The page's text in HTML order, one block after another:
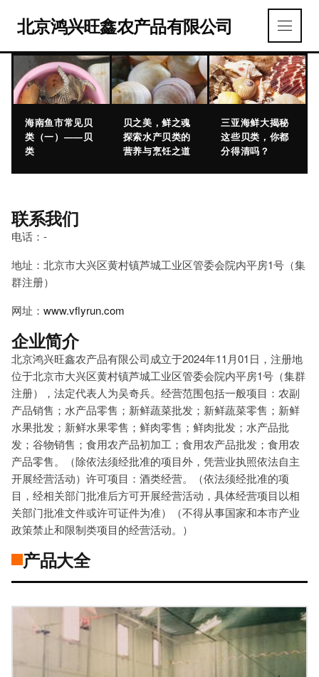
北京鸿兴旺鑫农产品有限公司
海南鱼市常见贝
类（一）——贝
类
贝之美，鲜之魂
探索水产贝类的
营养与烹饪之道
三亚海鲜大揭秘
这些贝类，你都
分得清吗？
联系我们
电话：-
地址：北京市大兴区黄村镇芦城工业区管委会院内平房1号（集
群注册）
网址： www.vflyrun.com
企业简介
北京鸿兴旺鑫农产品有限公司成立于2024年11月01日，注册地
位于北京市大兴区黄村镇芦城工业区管委会院内平房1号（集群
注册），法定代表人为吴奇兵。经营范围包括一般项目：农副
产品销售；水产品零售；新鲜蔬菜批发；新鲜蔬菜零售；新鲜
水果批发；新鲜水果零售；鲜肉零售；鲜肉批发；水产品批
发；谷物销售；食用农产品初加工；食用农产品批发；食用农
产品零售。（除依法须经批准的项目外，凭营业执照依法自主
开展经营活动）许可项目：酒类经营。（依法须经批准的项
目，经相关部门批准后方可开展经营活动，具体经营项目以相
关部门批准文件或许可证件为准）（不得从事国家和本市产业
政策禁止和限制类项目的经营活动。）
产品大全